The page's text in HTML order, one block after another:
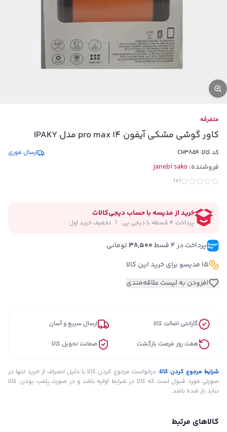
متفرقه
کاور گوشی مشکی آیفون 14 pro max مدل IPAKY
کد کالا: CH3859 ارسال فوری
فروشنده: janebi sako
(
0
)
خرید از مدیسه با حساب دیجی‌کالات
پرداخت 4 قسطه با دیجی پی   |   تخفیف خرید اول
پرداخت در ۴ قسط 38,500 تومانی
15 مدیسو برای خرید این کالا
افزودن به لیست علاقه‌مندی
گارانتی اصالت کالا ارسال سریع و آسان
هفت روز فرصت بازگشت ضمانت تحویل کالا
شرایط مرجوع کردن کالا: درخواست مرجوع کردن کالا با دلیل انصراف از خرید تنها در
صورتی مورد قبول است که کالا در شرایط اولیه باشد و در صورت پلمب بودن، کالا
نباید باز شده باشد.
کالاهای مرتبط